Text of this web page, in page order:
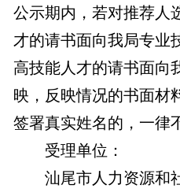
公示期内，若对推荐人
才的请书面向我局专业
高技能人才的请书面向
映，反映情况的书面材
签署真实姓名的，一律
受理单位：
汕尾市人力资源和社